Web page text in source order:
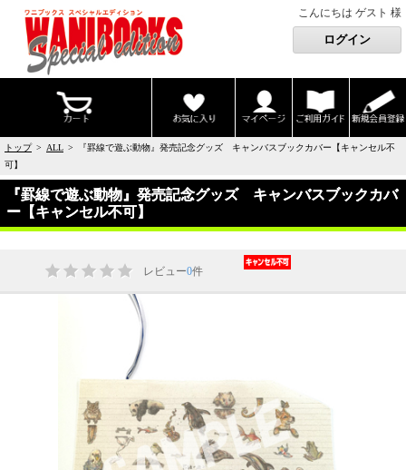
こんにちは ゲスト 様
トップ> ALL > 『罫線で遊ぶ動物』発売記念グッズ キャンバスブックカバー【キャンセル不
可】
『罫線で遊ぶ動物』発売記念グッズ キャンバスブックカバ
ー【キャンセル不可】
レビュー0件